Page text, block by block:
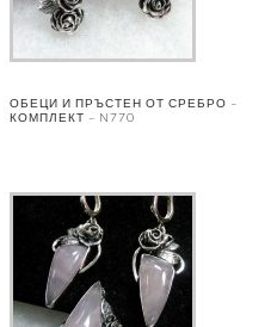
ОБЕЦИ И ПРЪСТЕН ОТ СРЕБРО –
КОМПЛЕКТ – N770